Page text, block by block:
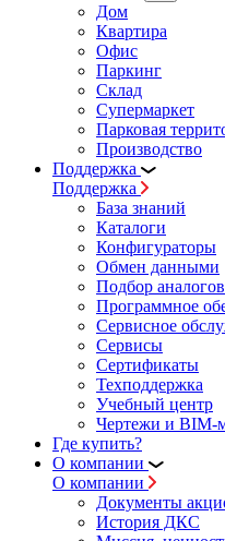
Дом
Квартира
Офис
Паркинг
Склад
Супермаркет
Парковая
Производство
Поддержка
Поддержка
База знаний
Каталоги
Конфигураторы
Обмен данными
Подбор аналогов
Программное
Сервисное
Сервисы
Сертификаты
Техподдержка
Учебный центр
Чертежи и BIM-
Где купить?
О компании
О компании
Документы
История ДКС